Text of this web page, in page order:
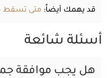
قد يهمك أيضاً: متى تسقط
أسئلة شائعة
هل يجب موافقة